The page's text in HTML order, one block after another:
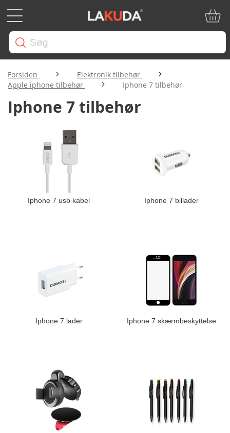
Forsiden
Elektronik tilbehør
Apple iphone tilbehør
Iphone 7 tilbehør
Iphone 7 tilbehør
Iphone 7 usb kabel Iphone 7 billader
Iphone 7 lader Iphone 7 skærmbeskyttelse